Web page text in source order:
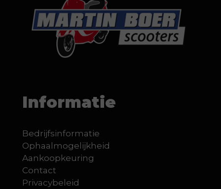
Informatie
Bedrijfsinformatie
Ophaalmogelijkheid
Aankoopkeuring
Contact
Privacybeleid